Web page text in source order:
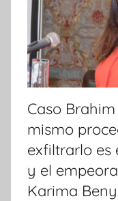
Caso
mismo
exfiltrarlo es
y el
Karima